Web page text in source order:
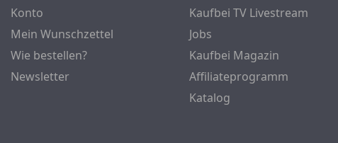
Konto
Mein Wunschzettel
Wie bestellen?
Newsletter
Kaufbei TV Livestream
Jobs
Kaufbei Magazin
Affiliateprogramm
Katalog